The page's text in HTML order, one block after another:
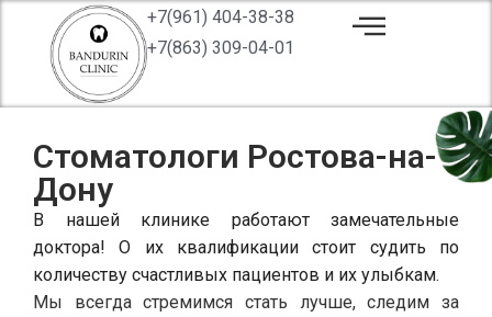
+7(961) 404-38-38
+7(863) 309-04-01
Стоматологи Ростова-на-
Дону
В нашей клинике работают замечательные
доктора! О их квалификации стоит судить по
количеству счастливых пациентов и их улыбкам.
Мы всегда стремимся стать лучше, следим за